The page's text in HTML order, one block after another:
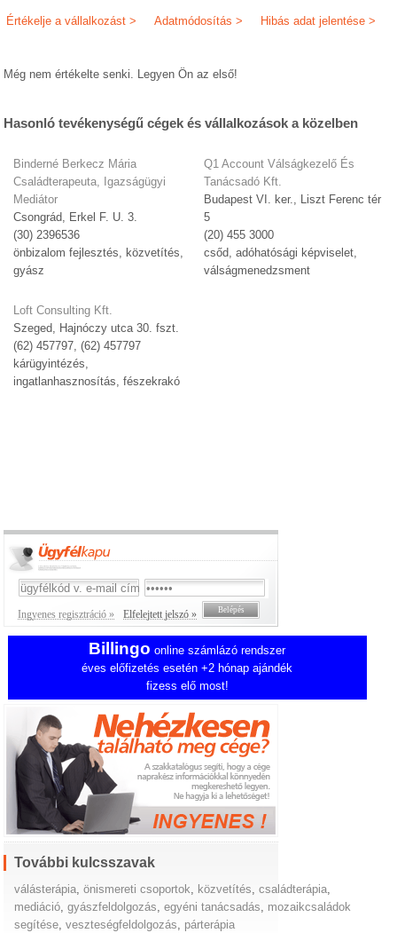
Hibás adat jelentése >
Adatmódosítás >
Értékelje a vállalkozást >
Még nem értékelte senki. Legyen Ön az első!
Hasonló tevékenységű cégek és vállalkozások a közelben
Binderné Berkecz Mária
Családterapeuta, Igazságügyi
Mediátor
Csongrád, Erkel F. U. 3.
(30) 2396536
önbizalom fejlesztés, közvetítés,
gyász
Loft Consulting Kft.
Szeged, Hajnóczy utca 30. fszt.
(62) 457797, (62) 457797
kárügyintézés,
ingatlanhasznosítás, fészekrakó
Q1 Account Válságkezelő És
Tanácsadó Kft.
Budapest VI. ker., Liszt Ferenc tér
5
(20) 455 3000
csőd, adóhatósági képviselet,
válságmenedzsment
Ingyenes regisztráció » Elfelejtett jelszó »
Billingo online számlázó rendszer
éves előfizetés esetén +2 hónap ajándék
fizess elő most!
További kulcsszavak
válásterápia ,önismereti csoportok közvetítés ,családterápia
mediáció ,gyászfeldolgozás ,egyéni tanácsadás
mozaikcsaládok
segítése ,veszteségfeldolgozás párterápia